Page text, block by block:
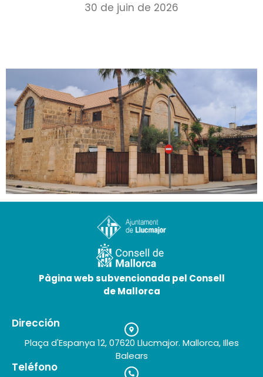
30 de juin de 2026
Architecture industrielle de Llucmajor
25 de mai de 2026
Pàgina web subvencionada pel Consell
de Mallorca
Dirección
Plaça d'Espanya 12, 07620 Llucmajor. Mallorca, Illes
Balears
Teléfono